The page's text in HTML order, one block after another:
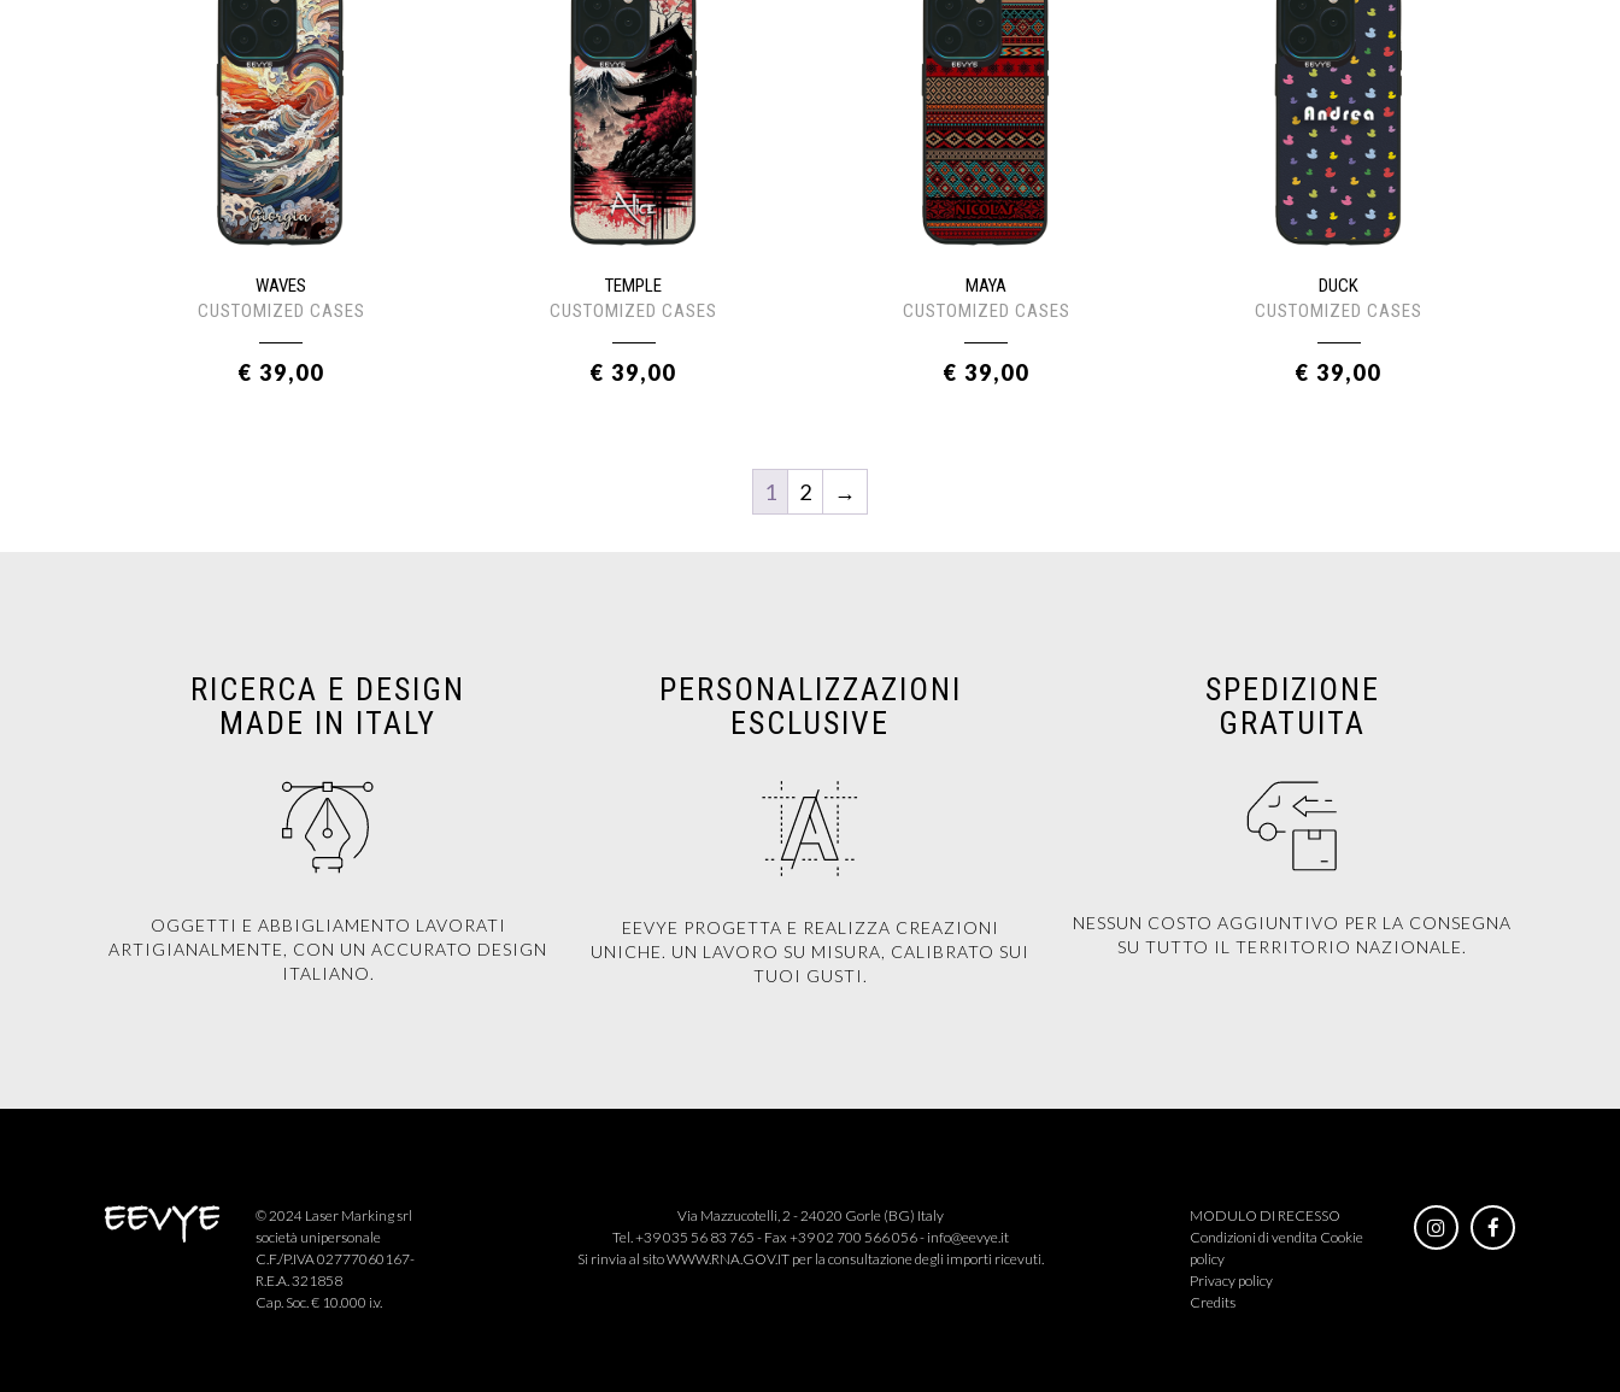
WAVES
CUSTOMIZED CASES
€ 39,00
TEMPLE
CUSTOMIZED CASES
€ 39,00
MAYA
CUSTOMIZED CASES
€ 39,00
DUCK
CUSTOMIZED CASES
€ 39,00
1 2 →
RICERCA E DESIGN
MADE IN ITALY
OGGETTI E ABBIGLIAMENTO LAVORATI
ARTIGIANALMENTE, CON UN ACCURATO DESIGN
ITALIANO.
PERSONALIZZAZIONI
ESCLUSIVE
EEVYE PROGETTA E REALIZZA CREAZIONI
UNICHE. UN LAVORO SU MISURA, CALIBRATO SUI
TUOI GUSTI.
SPEDIZIONE
GRATUITA
NESSUN COSTO AGGIUNTIVO PER LA CONSEGNA
SU TUTTO IL TERRITORIO NAZIONALE.
© 2024 Laser Marking srl
società unipersonale
C.F./P.IVA 02777060167-
R.E.A. 321858
Cap. Soc. € 10.000 i.v.
Via Mazzucotelli, 2 - 24020 Gorle (BG) Italy
Tel. +39 035 56 83 765 - Fax +39 02 700 566 056 - info@eevye.it
Si rinvia al sitoWWW.RNA.GOV.ITper la consultazione degli importi ricevuti.
MODULO DI RECESSO
Condizioni di vendita Cookie
policy
Privacy policy
Credits